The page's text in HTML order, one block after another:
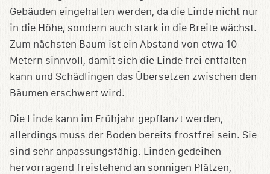
Gebäuden eingehalten werden, da die Linde nicht nur
in die Höhe, sondern auch stark in die Breite wächst.
Zum nächsten Baum ist ein Abstand von etwa 10
Metern sinnvoll, damit sich die Linde frei entfalten
kann und Schädlingen das Übersetzen zwischen den
Bäumen erschwert wird.
Die Linde kann im Frühjahr gepflanzt werden,
allerdings muss der Boden bereits frostfrei sein. Sie
sind sehr anpassungsfähig. Linden gedeihen
hervorragend freistehend an sonnigen Plätzen,